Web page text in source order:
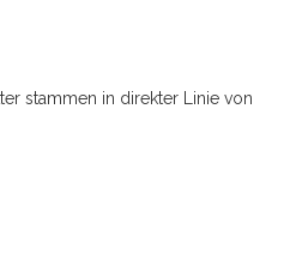
stammen in direkter Linie von